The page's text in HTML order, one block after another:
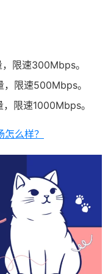
限速300Mbps。
限速500Mbps。
限速1000Mbps。
么样？